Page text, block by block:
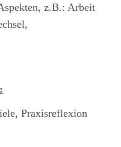
z.B.: Arbeit
Praxisreflexion